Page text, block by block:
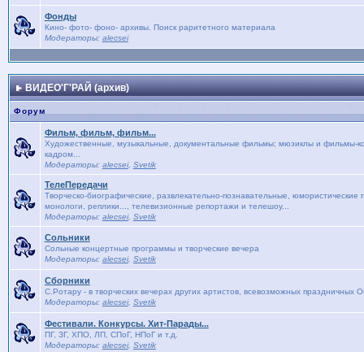
Фонды
Кино- фото- фоно- архивы. Поиск раритетного материала
Модераторы: alecsei
ВИДЕО'Г'РАЙ (архив)
Форум
Фильм, фильм, фильм...
Художественные, музыкальные, документальные фильмы; мюзиклы и фильмы-
кадром...
Модераторы: alecsei, Svetik
ТелеПередачи
Творческо-биографические, развлекательно-познавательные,
монологи, реплики..., телевизионные репортажи и телешоу...
Модераторы: alecsei, Svetik
Сольники
Сольные концертные программы и творческие вечера
Модераторы: alecsei, Svetik
Сборники
С.Ротару - в творческих вечерах других артистов, всевозможных праздничных
Модераторы: alecsei, Svetik
Фестивали. Конкурсы. Хит-Парады...
ПГ, ЗГ, ХПО, ЛП, СПоГ, НПоГ и т.д.
Модераторы: alecsei, Svetik